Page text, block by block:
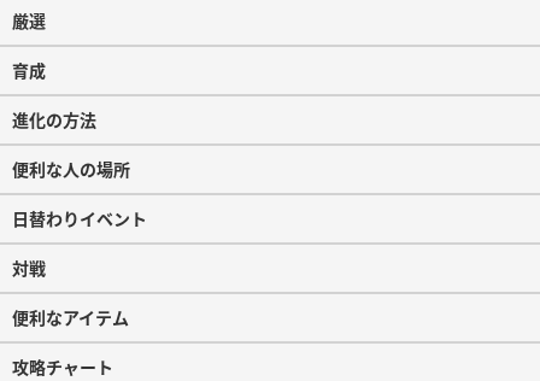
厳選
育成
進化の方法
便利な人の場所
日替わりイベント
対戦
便利なアイテム
攻略チャート